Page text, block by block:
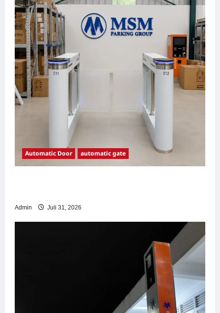
Automatic Door automatic gate
Admin Juli 31, 2026